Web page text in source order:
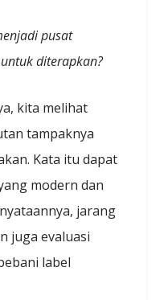
pusat
diterapkan?
kita melihat
tampaknya
Kata itu dapat
modern dan
jarang
juga evaluasi
label